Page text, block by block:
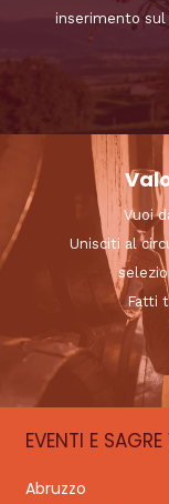
inserimento
Vuoi
Unisciti al
Fatti
EVENTI E
Abruzzo